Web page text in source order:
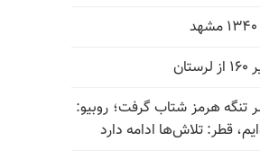
تنگه هرمز شتاب گرفت؛ روبیو:
قطر: تلاش‌ها ادامه دارد